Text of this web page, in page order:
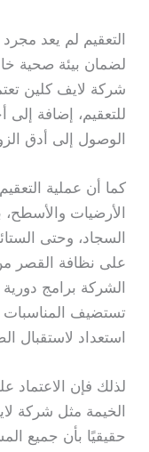
التعقيم لم يعد
لضمان بيئة صحية
شركة لايف كلين
للتعقيم، إضافة
الوصول إلى أدق
كما أن عملية
الأرضيات
السجاد، وحتى
على نظافة القصر
الشركة برامج
تستضيف المناسبات
استعداد لاستقبال
لذلك فإن
الخيمة مثل شركة
حقيقيًا بأن جميع